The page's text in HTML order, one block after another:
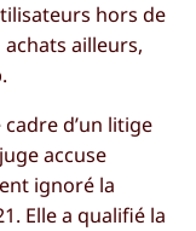
hors de
ailleurs,
d’un litige
accuse
ignoré la
Elle a qualifié la